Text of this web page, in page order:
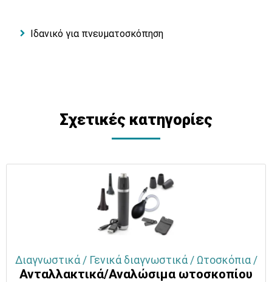
Ιδανικό για πνευματοσκόπηση
Σχετικές κατηγορίες
Διαγνωστικά / Γενικά διαγνωστικά / Ωτοσκόπια /
Ανταλλακτικά/Αναλώσιμα ωτοσκοπίου